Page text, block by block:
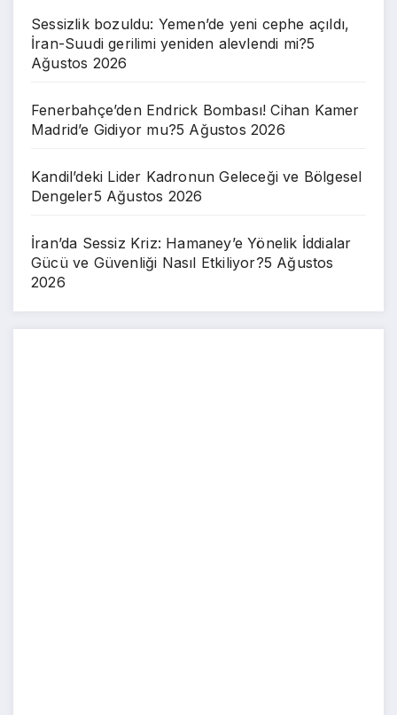
Sessizlik bozuldu: Yemen’de yeni cephe açıldı,
İran-Suudi gerilimi yeniden alevlendi mi?5
Ağustos 2026
Fenerbahçe’den Endrick Bombası! Cihan Kamer
Madrid’e Gidiyor mu?5 Ağustos 2026
Kandil’deki Lider Kadronun Geleceği ve Bölgesel
Dengeler5 Ağustos 2026
İran’da Sessiz Kriz: Hamaney’e Yönelik İddialar
Gücü ve Güvenliği Nasıl Etkiliyor?5 Ağustos
2026